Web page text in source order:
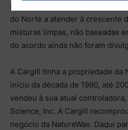
para ajudar os fabricantes de
do Norte a atender à crescente
misturas limpas, não baseadas
do acordo ainda não foram
A Cargill tinha a propriedade da
início da década de 1990, até
vendeu à sua atual
Science, Inc. A Cargill
negócio da NatureWax. Daqui